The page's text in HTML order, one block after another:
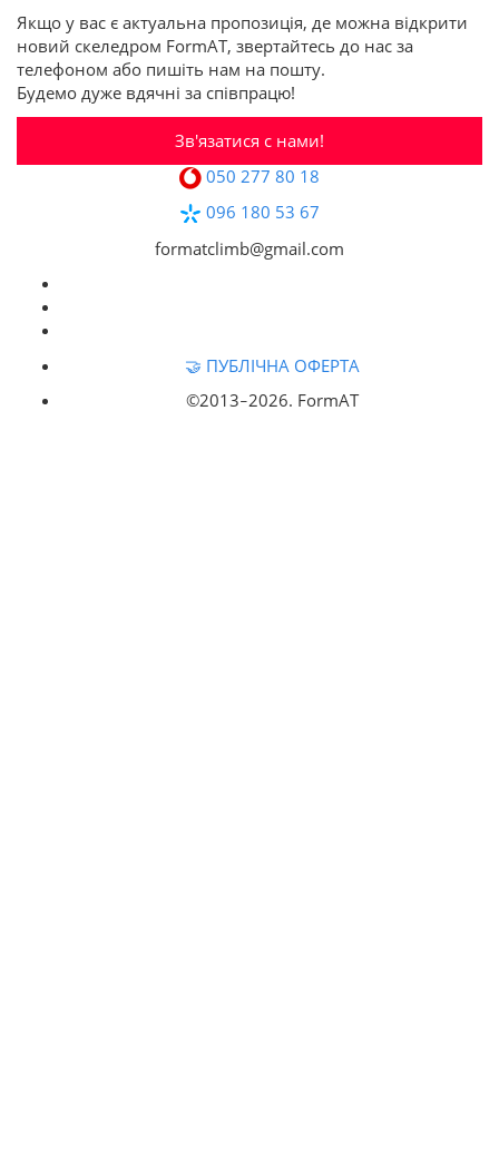
Якщо у вас є актуальна пропозиція, де можна відкрити
новий скеледром FormAT, звертайтесь до нас за
телефоном або пишіть нам на пошту.
Будемо дуже вдячні за співпрацю!
Зв'язатися с нами!
050 277 80 18
096 180 53 67
formatclimb@gmail.com
🤝 ПУБЛІЧНА ОФЕРТА
©2013‒2026. FormAT